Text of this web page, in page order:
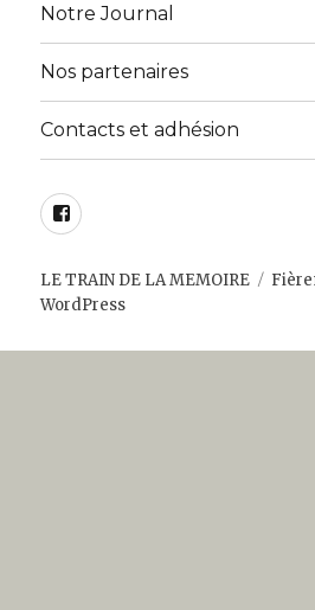
Notre Journal
Nos partenaires
Contacts et adhésion
Facebook
LE TRAIN DE LA MEMOIRE
WordPress